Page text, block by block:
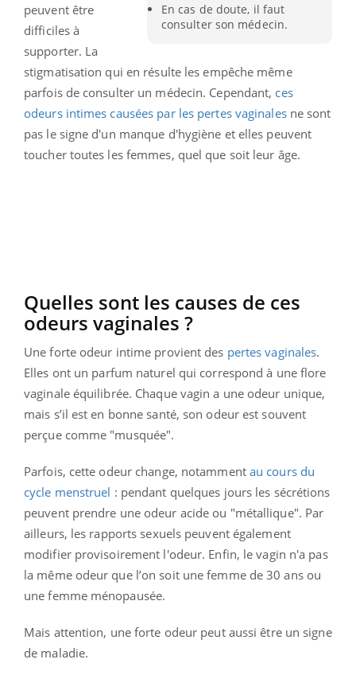
En cas de doute, il faut
consulter son médecin.
peuvent être
difficiles à
supporter. La
stigmatisation qui en résulte les empêche même
parfois de consulter un médecin. Cependant, ces
odeurs intimes causées par les pertes vaginalesne sont
pas le signe d'un manque d'hygiène et elles peuvent
toucher toutes les femmes, quel que soit leur âge.
Quelles sont les causes de ces
odeurs vaginales ?
Une forte odeur intime provient des pertes vaginales.
Elles ont un parfum naturel qui correspond à une flore
vaginale équilibrée. Chaque vagin a une odeur unique,
mais s’il est en bonne santé, son odeur est souvent
perçue comme "musquée".
Parfois, cette odeur change, notamment au cours du
cycle menstruel : pendant quelques jours les sécrétions
peuvent prendre une odeur acide ou "métallique". Par
ailleurs, les rapports sexuels peuvent également
modifier provisoirement l'odeur. Enfin, le vagin n'a pas
la même odeur que l’on soit une femme de 30 ans ou
une femme ménopausée.
Mais attention, une forte odeur peut aussi être un signe
de maladie.